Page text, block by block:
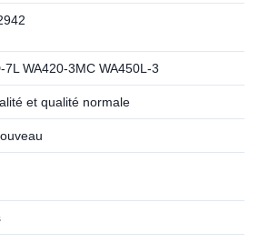
7L WA420-3MC WA450L-3
et qualité normale